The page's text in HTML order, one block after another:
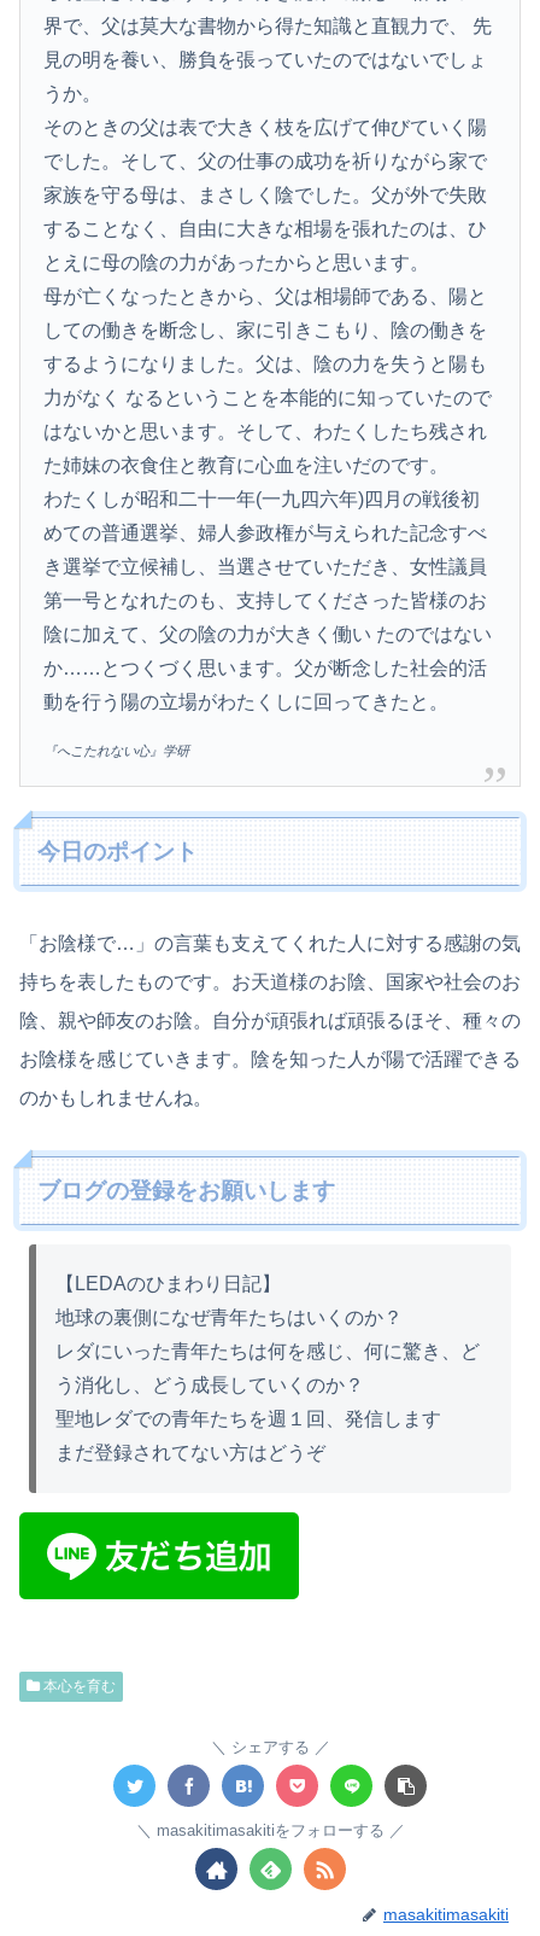
界で、父は莫大な書物から得た知識と直観力で、 先
見の明を養い、勝負を張っていたのではないでしょ
うか。
そのときの父は表で大きく枝を広げて伸びていく陽
でした。そして、父の仕事の成功を祈りながら家で
家族を守る母は、まさしく陰でした。父が外で失敗
することなく、自由に大きな相場を張れたのは、ひ
とえに母の陰の力があったからと思います。
母が亡くなったときから、父は相場師である、陽と
しての働きを断念し、家に引きこもり、陰の働きを
するようになりました。父は、陰の力を失うと陽も
力がなく なるということを本能的に知っていたので
はないかと思います。そして、わたくしたち残され
た姉妹の衣食住と教育に心血を注いだのです。
わたくしが昭和二十一年(一九四六年)四月の戦後初
めての普通選挙、婦人参政権が与えられた記念すべ
き選挙で立候補し、当選させていただき、女性議員
第一号となれたのも、支持してくださった皆様のお
陰に加えて、父の陰の力が大きく働い たのではない
か……とつくづく思います。父が断念した社会的活
動を行う陽の立場がわたくしに回ってきたと。
『へこたれない心』学研
今日のポイント
「お陰様で…」の言葉も支えてくれた人に対する感謝の気
持ちを表したものです。お天道様のお陰、国家や社会のお
陰、親や師友のお陰。自分が頑張れば頑張るほそ、種々の
お陰様を感じていきます。陰を知った人が陽で活躍できる
のかもしれませんね。
ブログの登録をお願いします
【LEDAのひまわり日記】
地球の裏側になぜ青年たちはいくのか？
レダにいった青年たちは何を感じ、何に驚き、ど
う消化し、どう成長していくのか？
聖地レダでの青年たちを週１回、発信します
まだ登録されてない方はどうぞ
本心を育む
シェアする
masakitimasakitiをフォローする
masakitimasakiti